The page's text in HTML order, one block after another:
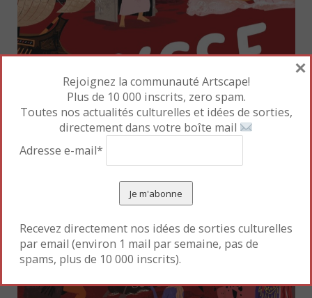
Rejoignez la communauté Artscape!
Plus de 10 000 inscrits, zero spam.
Toutes nos actualités culturelles et idées de sorties,
directement dans votre boîte mail
Adresse e-mail*
Recevez directement nos idées de sorties culturelles
par email (environ 1 mail par semaine, pas de
spams, plus de 10 000 inscrits).
×